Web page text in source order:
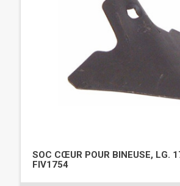
SOC CŒUR POUR BINEUSE, LG.
FIV1754